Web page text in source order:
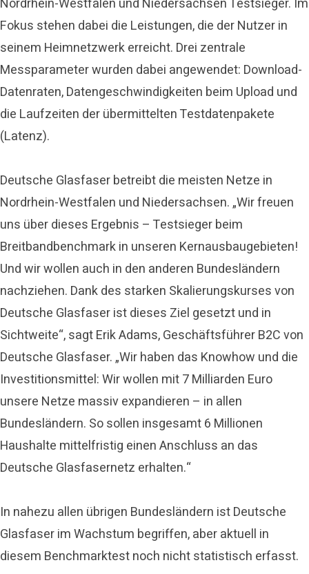
Fokus stehen dabei die Leistungen, die der Nutzer in
seinem Heimnetzwerk erreicht. Drei zentrale
Messparameter wurden dabei angewendet: Download-
Datenraten, Datengeschwindigkeiten beim Upload und
die Laufzeiten der übermittelten Testdatenpakete
(Latenz).
Deutsche Glasfaser betreibt die meisten Netze in
Nordrhein-Westfalen und Niedersachsen. „Wir freuen
uns über dieses Ergebnis – Testsieger beim
Breitbandbenchmark in unseren Kernausbaugebieten!
Und wir wollen auch in den anderen Bundesländern
nachziehen. Dank des starken Skalierungskurses von
Deutsche Glasfaser ist dieses Ziel gesetzt und in
Sichtweite“, sagt Erik Adams, Geschäftsführer B2C von
Deutsche Glasfaser. „Wir haben das Knowhow und die
Investitionsmittel: Wir wollen mit 7 Milliarden Euro
unsere Netze massiv expandieren – in allen
Bundesländern. So sollen insgesamt 6 Millionen
Haushalte mittelfristig einen Anschluss an das
Deutsche Glasfasernetz erhalten.“
In nahezu allen übrigen Bundesländern ist Deutsche
Glasfaser im Wachstum begriffen, aber aktuell in
diesem Benchmarktest noch nicht statistisch erfasst.